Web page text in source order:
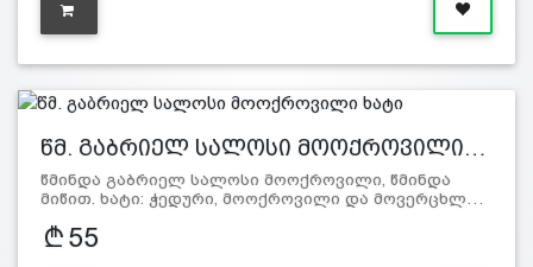
წმ. გაბრიელ სალოსი მოოქროვილი…
წმინდა გაბრიელ სალოსი მოოქროვილი, წმინდა
მიწით. ხატი: ჭედური, მოოქროვილი და მოვერცხლ…
55